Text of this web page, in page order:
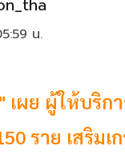
น.
ผย ผู้ให้บริก
ราย เสริม